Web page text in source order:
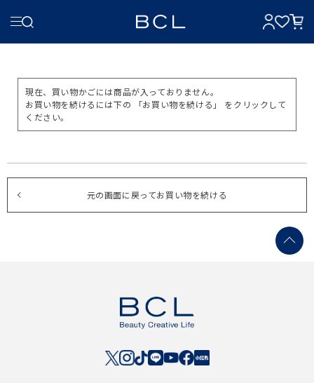
現在、買い物かごには商品が入っておりません。
お買い物を続けるには下の 「お買い物を続ける」 をクリックして
ください。
元の画面に戻ってお買い物を続ける